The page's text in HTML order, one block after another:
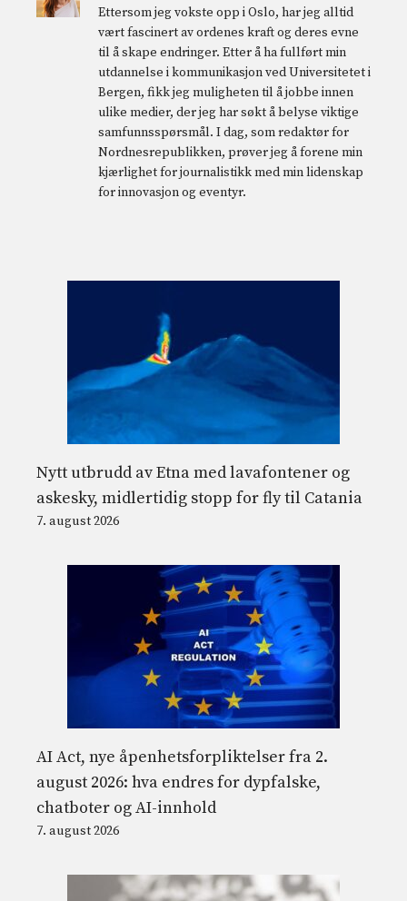
Ettersom jeg vokste opp i Oslo, har jeg alltid
vært fascinert av ordenes kraft og deres evne
til å skape endringer. Etter å ha fullført min
utdannelse i kommunikasjon ved Universitetet i
Bergen, fikk jeg muligheten til å jobbe innen
ulike medier, der jeg har søkt å belyse viktige
samfunnsspørsmål. I dag, som redaktør for
Nordnesrepublikken, prøver jeg å forene min
kjærlighet for journalistikk med min lidenskap
for innovasjon og eventyr.
Nytt utbrudd av Etna med lavafontener og
askesky, midlertidig stopp for fly til Catania
7. august 2026
AI Act, nye åpenhetsforpliktelser fra 2.
august 2026: hva endres for dypfalske,
chatboter og AI-innhold
7. august 2026